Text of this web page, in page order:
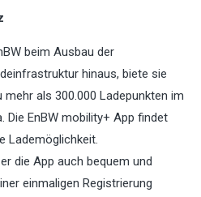
beim Ausbau der
hinaus, biete sie
als 300.000 Ladepunkten im
Die EnBW mobility+ App findet
Lademöglichkeit.
die App auch bequem und
einmaligen Registrierung